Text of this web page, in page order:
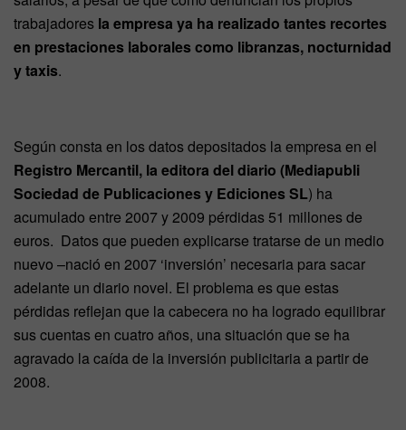
trabajadores la empresa ya ha realizado tantes recortes
en prestaciones laborales como libranzas, nocturnidad
y taxis.
Según consta en los datos depositados la empresa en el
Registro Mercantil, la editora del diario (Mediapubli
Sociedad de Publicaciones y Ediciones SL) ha
acumulado entre 2007 y 2009 pérdidas 51 millones de
euros. Datos que pueden explicarse tratarse de un medio
nuevo –nació en 2007 ‘inversión’ necesaria para sacar
adelante un diario novel. El problema es que estas
pérdidas reflejan que la cabecera no ha logrado equilibrar
sus cuentas en cuatro años, una situación que se ha
agravado la caída de la inversión publicitaria a partir de
2008.